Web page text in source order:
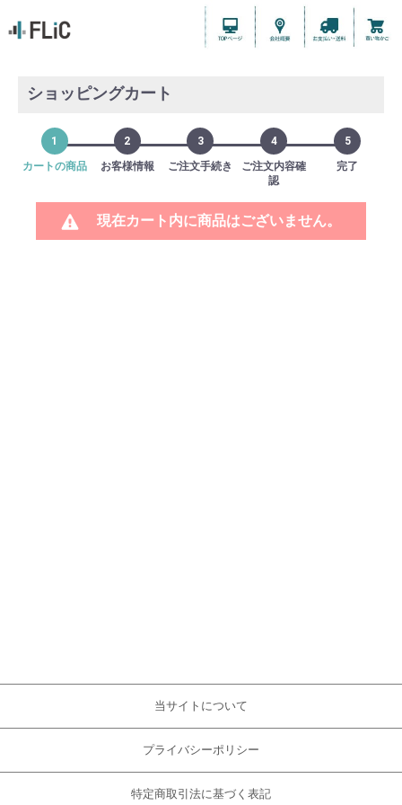
ショッピングカート
1
カートの商品
2
お客様情報
3
ご注文手続き
4
ご注文内容確
認
5
完了
現在カート内に商品はございません。
当サイトについて
プライバシーポリシー
特定商取引法に基づく表記